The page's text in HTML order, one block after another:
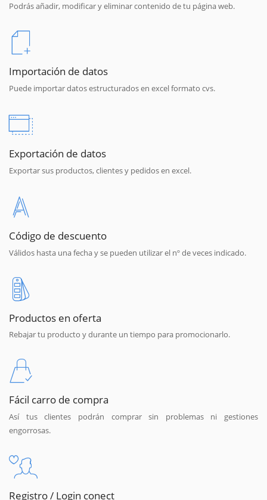
Podrás añadir, modificar y eliminar contenido de tu página web.
Importación de datos
Puede importar datos estructurados en excel formato cvs.
Exportación de datos
Exportar sus productos, clientes y pedidos en excel.
Código de descuento
Válidos hasta una fecha y se pueden utilizar el nº de veces indicado.
Productos en oferta
Rebajar tu producto y durante un tiempo para promocionarlo.
Fácil carro de compra
Así tus clientes podrán comprar sin problemas ni gestiones
engorrosas.
Registro / Login conect